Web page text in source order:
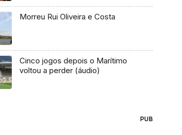
Morreu Rui Oliveira e Costa
Cinco jogos depois o Marítimo
voltou a perder (áudio)
PUB